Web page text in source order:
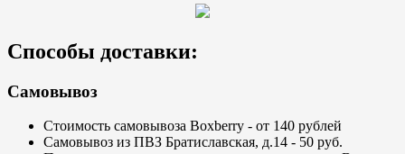
Способы доставки:
Самовывоз
Стоимость самовывоза Boxberry - от 140 рублей
Самовывоз из ПВЗ Братиславская, д.14 - 50 руб.